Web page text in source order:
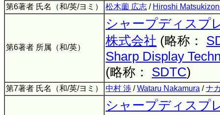
第6著者 氏名（和/英/ヨミ） 松木薗 広志 / Hiroshi
第6著者 所属（和/英）
シャープディスプ
株式会社 (略称：
Sharp Display
(略称： SDTC)
第7著者 氏名（和/英/ヨミ） 中村 渉 /Wataru Nakamura /ナ
シャープディスプ